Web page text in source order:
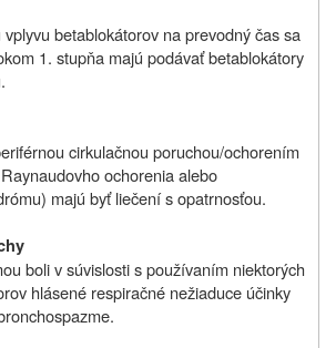
betablokátorov na prevodný čas sa
1. stupňa majú podávať betablokátory
cirkulačnou poruchou/ochorením
ochorenia alebo
majú byť liečení s opatrnosťou.
boli v súvislosti s používaním niektorých
hlásené respiračné nežiaduce účinky